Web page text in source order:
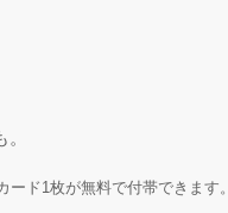
ド1枚が無料で付帯できます。